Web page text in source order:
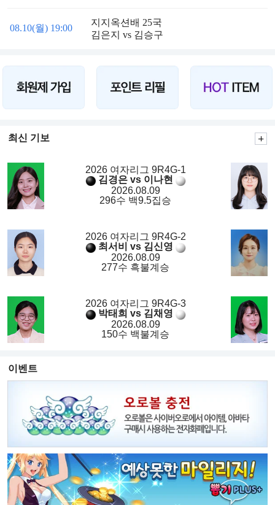
08.10(월) 19:00
지지옥션배 25국
김은지 vs 김승구
최신 기보
2026 여자리그 9R4G-1
김경은 vs 이나현
2026.08.09
296수 백9.5집승
2026 여자리그 9R4G-2
최서비 vs 김신영
2026.08.09
277수 흑불계승
2026 여자리그 9R4G-3
박태희 vs 김채영
2026.08.09
150수 백불계승
이벤트